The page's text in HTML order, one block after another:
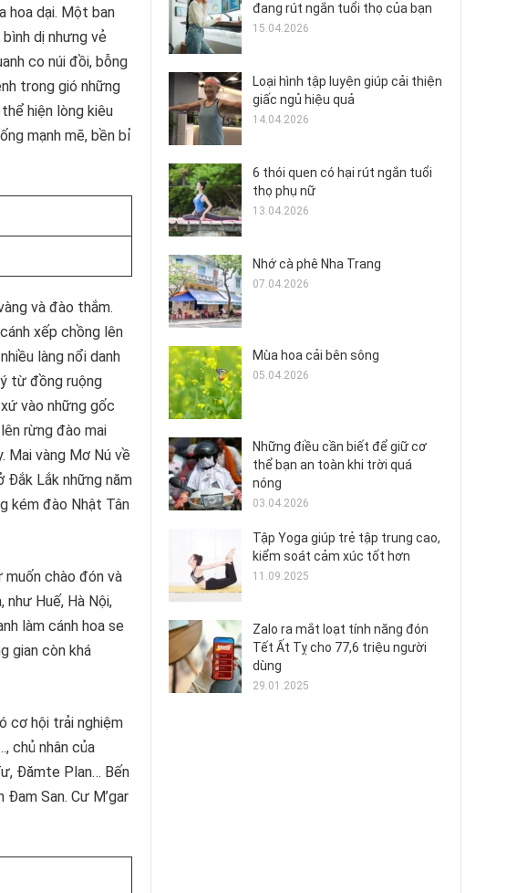
hoa dại. Một ban
dị nhưng vẻ
co núi đồi, bỗng
trong gió những
hiện lòng kiêu
mạnh mẽ, bền bỉ
và đào thắm.
xếp chồng lên
làng nổi danh
từ đồng ruộng
vào những gốc
rừng đào mai
Mai vàng Mơ Nú về
Đắk Lắk những năm
kém đào Nhật Tân
muốn chào đón và
Huế, Hà Nội,
làm cánh hoa se
gian còn khá
cơ hội trải nghiệm
chủ nhân của
Đămte Plan… Bến
San. Cư M’gar
đang rút ngắn tuổi thọ của bạn
15.04.2026
Loại hình tập luyện giúp cải thiện
giấc ngủ hiệu quả
14.04.2026
6 thói quen có hại rút ngắn tuổi
thọ phụ nữ
13.04.2026
Nhớ cà phê Nha Trang
07.04.2026
Mùa hoa cải bên sông
05.04.2026
Những điều cần biết để giữ cơ
thể bạn an toàn khi trời quá
nóng
03.04.2026
Tập Yoga giúp trẻ tập trung cao,
kiểm soát cảm xúc tốt hơn
11.09.2025
Zalo ra mắt loạt tính năng đón
Tết Ất Tỵ cho 77,6 triệu người
dùng
29.01.2025